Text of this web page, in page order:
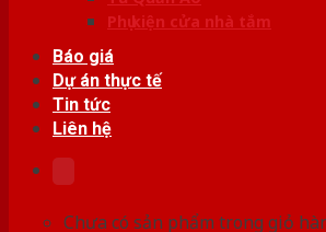
Phụ kiện cửa nhà tắm
Báo giá
Dự án thực tế
Tin tức
Liên hệ
Chưa có sản phẩm trong giỏ